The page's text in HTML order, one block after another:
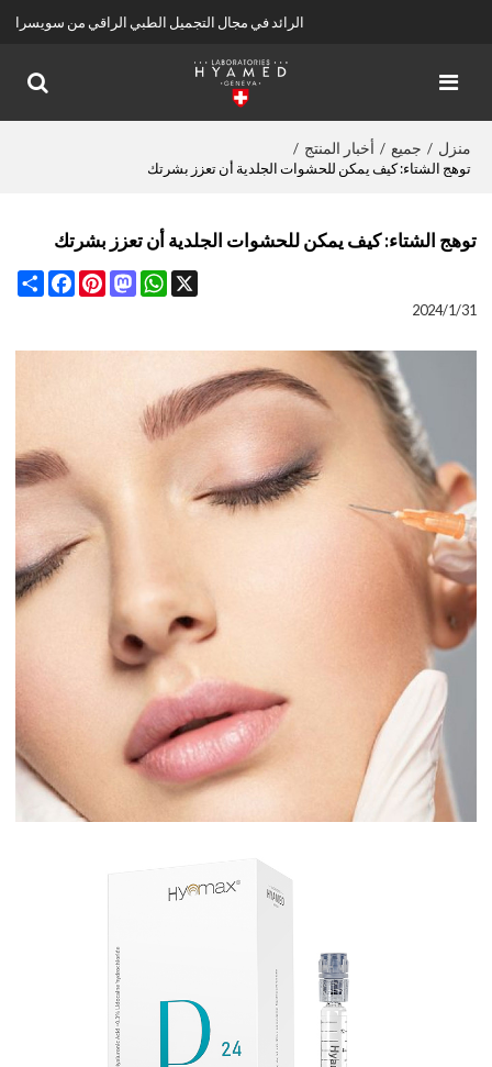
الرائد في مجال التجميل الطبي الراقي من سويسرا
منزل / جميع / أخبار المنتج /
توهج الشتاء: كيف يمكن للحشوات الجلدية أن تعزز بشرتك
توهج الشتاء: كيف يمكن للحشوات الجلدية أن تعزز بشرتك
Share
FacebookPinterestMastodon
WhatsApp
X
2024/1/31